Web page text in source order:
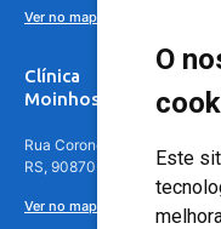
O
Este
Ver no mapa
Clínica
Moinhos de Vento -
Rua Coronel Aparício
RS, 90870-016
Ver no mapa